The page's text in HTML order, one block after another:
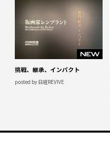
挑戦、継承、インパクト
posted by 日経REVIVE